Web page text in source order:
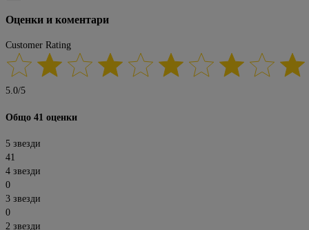
Оценки и коментари
Customer Rating
5.0/5
Общо 41 оценки
5 звезди
41
4 звезди
0
3 звезди
0
2 звезди